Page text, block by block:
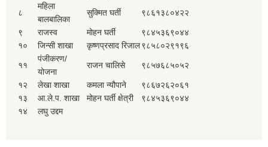
८
महिला
बालबालिका
सुक्मित घर्ती ९८६१३८०४२२
९ राजस्व मोहन घर्ती
९८४५३६९०४४
१०
जिन्सी शाखा कृष्णप्रसाद रिजाल९८५८०२९१९६
११
पंजीकरण/
योजना
राजन चालिसे ९८५७६८५०५२
१२ लेखा शाखा कमला न्यौपाने
९८६७२६२०६१
१३
आ.ले.प. शाखा मोहन घर्ती क्षेत्री
९८४५३६९०४४
१४
लघु उद्दम